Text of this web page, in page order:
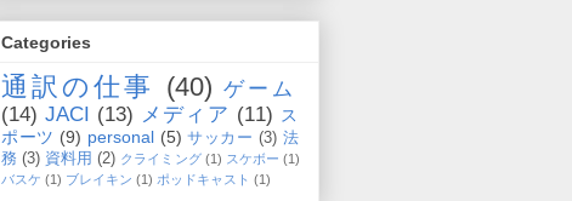
Categories
通訳の仕事 (40) ゲーム
(14) JACI (13) メディア (11) ス
ポーツ (9) personal (5) サッカー (3) 法
務 (3) 資料用 (2) クライミング (1) スケボー (1)
バスケ (1) ブレイキン (1) ポッドキャスト (1)